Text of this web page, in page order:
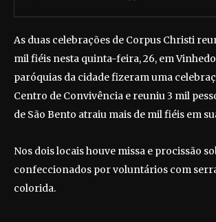
As duas celebrações de Corpus Christi
mil fiéis nesta quinta-feira, 26, em
paróquias da cidade fizeram uma
Centro de Convivência e reuniu 3 mil
de São Bento atraiu mais de mil fiéis em
Nos dois locais houve missa e procissão
confeccionados por voluntários com
colorida.